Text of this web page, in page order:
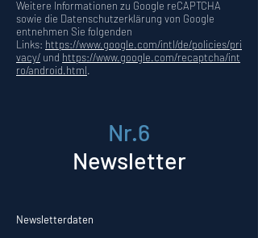
Weitere Informationen zu Google reCAPTCHA
sowie die Datenschutzerklärung von Google
entnehmen Sie folgenden
Links: https://www.google.com/intl/de/policies/pri
vacy/ und https://www.google.com/recaptcha/int
ro/android.html.
Nr.6
Newsletter
Newsletterdaten